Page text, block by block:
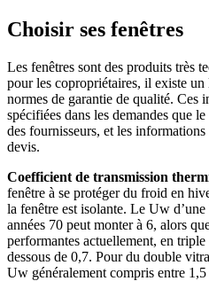
Choisir ses fenêtres
Les fenêtres sont des produits très
pour les copropriétaires, il existe un
normes de garantie de qualité. Ces
spécifiées dans les demandes que
des fournisseurs, et les
devis.
Coefficient de transmission
fenêtre à se protéger du froid en
la fenêtre est isolante. Le Uw
années 70 peut monter à 6, alors
performantes actuellement, en
dessous de 0,7. Pour du double
Uw généralement compris entre 1,5